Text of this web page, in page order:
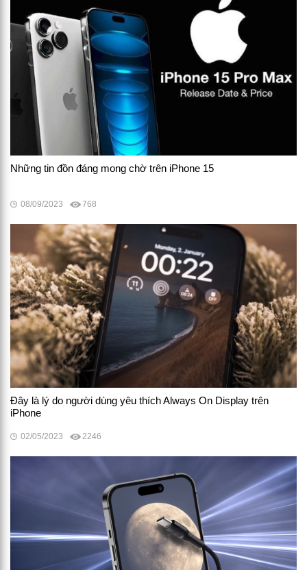
Những tin đồn đáng mong chờ trên iPhone 15
08/09/2023 768
Đây là lý do người dùng yêu thích Always On Display trên
iPhone
02/05/2023 2246